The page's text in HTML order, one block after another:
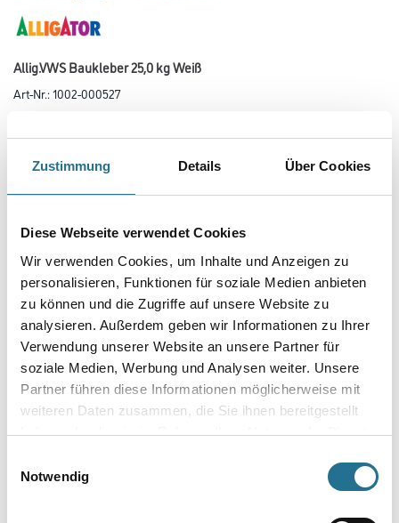
Zustimmung Details Über Cookies
Diese Webseite verwendet Cookies
Wir verwenden Cookies, um Inhalte und Anzeigen zu
personalisieren, Funktionen für soziale Medien anbieten
zu können und die Zugriffe auf unsere Website zu
analysieren. Außerdem geben wir Informationen zu Ihrer
Verwendung unserer Website an unsere Partner für
soziale Medien, Werbung und Analysen weiter. Unsere
Partner führen diese Informationen möglicherweise mit
weiteren Daten zusammen, die Sie ihnen bereitgestellt
haben oder die sie im Rahmen Ihrer Nutzung der Dienste
Notwendig
Allig.VWS Baukleber 25,0 kg Weiß
Art-Nr.:1002-000527
Dämmsystemen.
Farbtonbezeichnung
Gebinde
Umrechnungsfaktoren